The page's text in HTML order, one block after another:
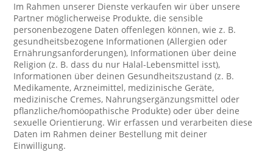
Im Rahmen unserer Dienste verkaufen wir über unsere
Partner möglicherweise Produkte, die sensible
personenbezogene Daten offenlegen können, wie z. B.
gesundheitsbezogene Informationen (Allergien oder
Ernährungsanforderungen), Informationen über deine
Religion (z. B. dass du nur Halal-Lebensmittel isst),
Informationen über deinen Gesundheitszustand (z. B.
Medikamente, Arzneimittel, medizinische Geräte,
medizinische Cremes, Nahrungsergänzungsmittel oder
pflanzliche/homöopathische Produkte) oder über deine
sexuelle Orientierung. Wir erfassen und verarbeiten diese
Daten im Rahmen deiner Bestellung mit deiner
Einwilligung.